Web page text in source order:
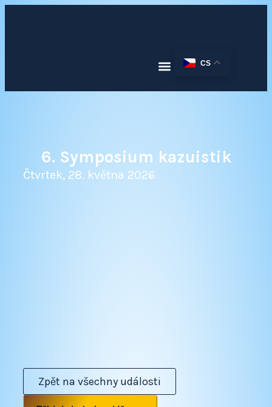
CS
6. Symposium kazuistik
Čtvrtek, 28. května 2026
Zpět na všechny události